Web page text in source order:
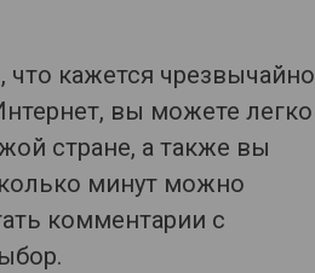
кажется чрезвычайно
вы можете легко
стране, а также вы
минут можно
комментарии с